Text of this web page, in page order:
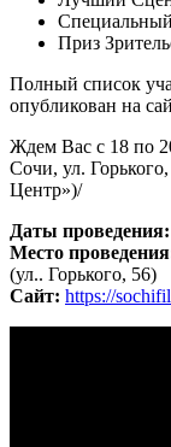
Приз
Полный список
опубликован на
Ждем Вас с 18 по
Сочи, ул.
Центр»)/
Даты проведения:
Место
(ул.. Горького, 56)
Сайт: https://